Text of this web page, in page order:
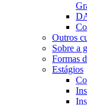
Outros
Sobre a
Formas
Estágios